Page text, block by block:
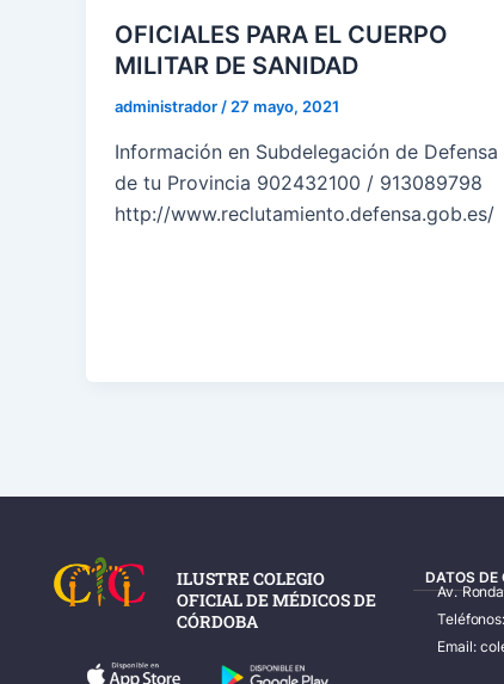
OFICIALES PARA EL CUERPO
MILITAR DE SANIDAD
administrador/27 mayo, 2021
Información en Subdelegación de Defensa
de tu Provincia 902432100 / 913089798
http://www.reclutamiento.defensa.gob.es/
ILUSTRE COLEGIO
OFICIAL DE MÉDICOS DE
CÓRDOBA
DATOS DE
Av.
Email: